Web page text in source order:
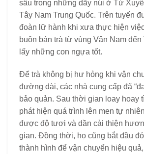
sâu trong những dãy núi ở Tứ
Tây Nam Trung Quốc. Trên tuyến
đoàn lữ hành khi xưa thực hiện
buôn bán trà từ vùng Vân Nam
lấy những con ngựa tốt.
Để trà không bị hư hỏng khi vận
đường dài, các nhà cung cấp đã
bảo quản. Sau thời gian loay hoay
phát hiện quá trình lên men tự
được độ tươi và dần cải thiện
gian. Đồng thời, họ cũng bắt đầu
thành hình để vận chuyển hiệu